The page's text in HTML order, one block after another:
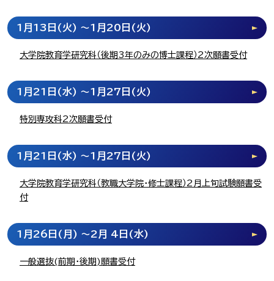
1月13日 (火) ～1月20日 (火)
大学院教育学研究科（後期3年のみの博士課程）2次願書受付
1月21日 (水) ～1月27日 (火)
特別専攻科2次願書受付
1月21日 (水) ～1月27日 (火)
大学院教育学研究科（教職大学院・修士課程）2月上旬試験願書受
付
1月26日 (月) ～2月 4日 (水)
一般選抜(前期・後期)願書受付